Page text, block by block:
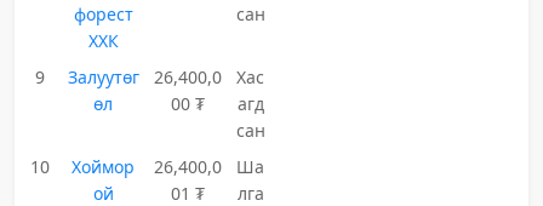
форест
ХХК
сан
9
Залуутөг
өл
26,400,0
00 ₮
Хас
агд
сан
10
Хоймор
ой
26,400,0
01 ₮
Ша
лга